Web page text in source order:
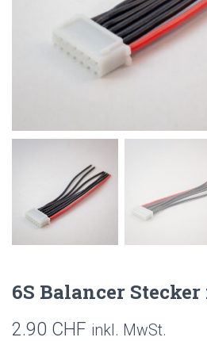
6S Balancer
2.90 CHF inkl. MwSt.